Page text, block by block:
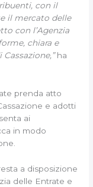
con il
il mercato delle
con l’Agenzia
chiara e
ha
prenda atto
e adotti
ai
in modo
a disposizione
delle Entrate e